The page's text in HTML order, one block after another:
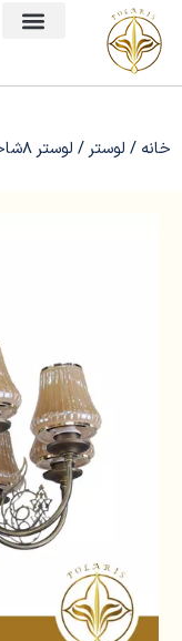
خانه / لوستر / لوستر 8شاخه نورسازان کد:8026